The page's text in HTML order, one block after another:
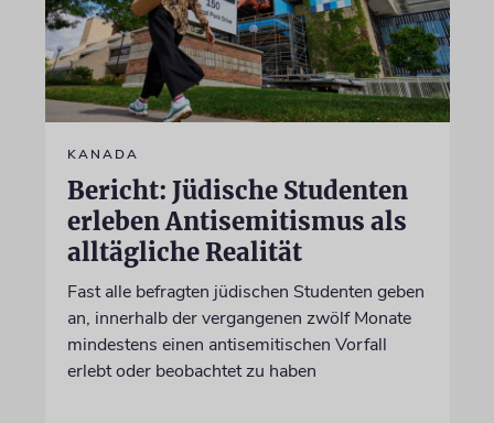
KANADA
Bericht: Jüdische Studenten
erleben Antisemitismus als
alltägliche Realität
Fast alle befragten jüdischen Studenten geben
an, innerhalb der vergangenen zwölf Monate
mindestens einen antisemitischen Vorfall
erlebt oder beobachtet zu haben